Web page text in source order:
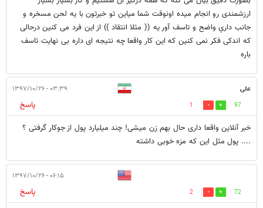
ارزشمندی رو انجام میده اونوقت شما میاین تو خبرتون با یه لحن مسخره و
جانب داریِ واضح و تاسف آور یه (( مثلا انتقاد )) از این فرد می کنین درحالی
که اندکی فکر نمی کنین که این کار واقعا چه نتیجه ای داره بی نهایت تاسف
باره
علی ۰۳:۳۹ - ۱۳۹۷/۱۰/۲۶
97
1
پاسخ
خبر آنلاین واقعا داری حال بهم زن میشی! چند میلیارد پول از جوکار گرفتی ؟
.... پول مثل این که مزه خوبی داشته
۰۶:۱۵ - ۱۳۹۷/۱۰/۲۶
72
2
پاسخ